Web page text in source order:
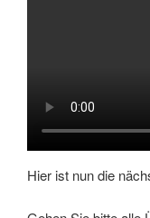
Hier ist nun die